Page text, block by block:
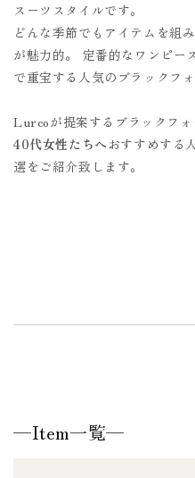
スーツスタイルです。
どんな季節でもアイテムを組
が魅力的。 定番的なワンピー
で重宝する人気のブラックフ
Lurcoが提案するブラックフォ
40代女性たちへおすすめする
選をご紹介致します。
—Item一覧—